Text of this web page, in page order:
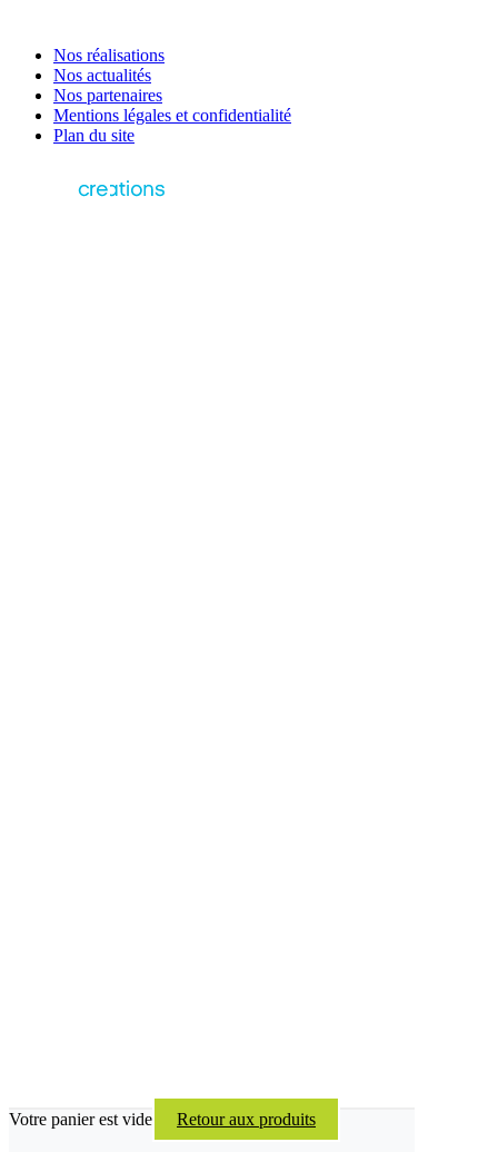
Nos réalisations
Nos actualités
Nos partenaires
Mentions légales et confidentialité
Plan du site
Votre panier est vide Retour aux produits